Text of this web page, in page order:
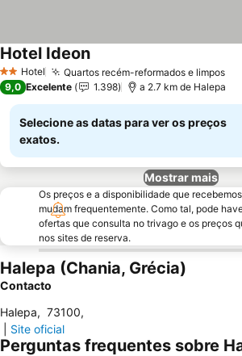
2 Estrelas
Hotel Quartos recém-reformados e limpos
Hotel IdeonVer preços
9,0 Excelente 1.398 a 2.7 km de Halepa
Selecione as datas para ver os preços
exatos.
Mostrar mais
Os preços e a disponibilidade que
mudam frequentemente. Como tal, pode
ofertas que consulta no trivago e os preços
nos sites de reserva.
Halepa (Chania, Grécia)
Contacto
Halepa, 73100,
Site oficial
Perguntas frequentes sobre